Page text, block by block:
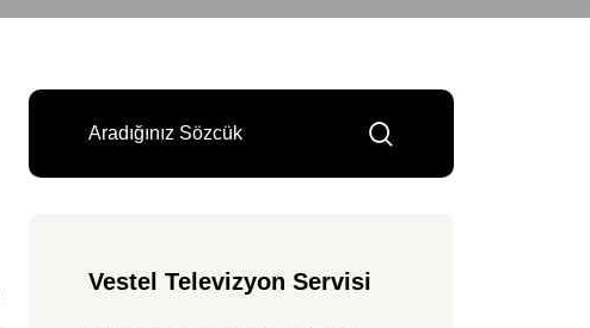
Vestel Televizyon Servisi